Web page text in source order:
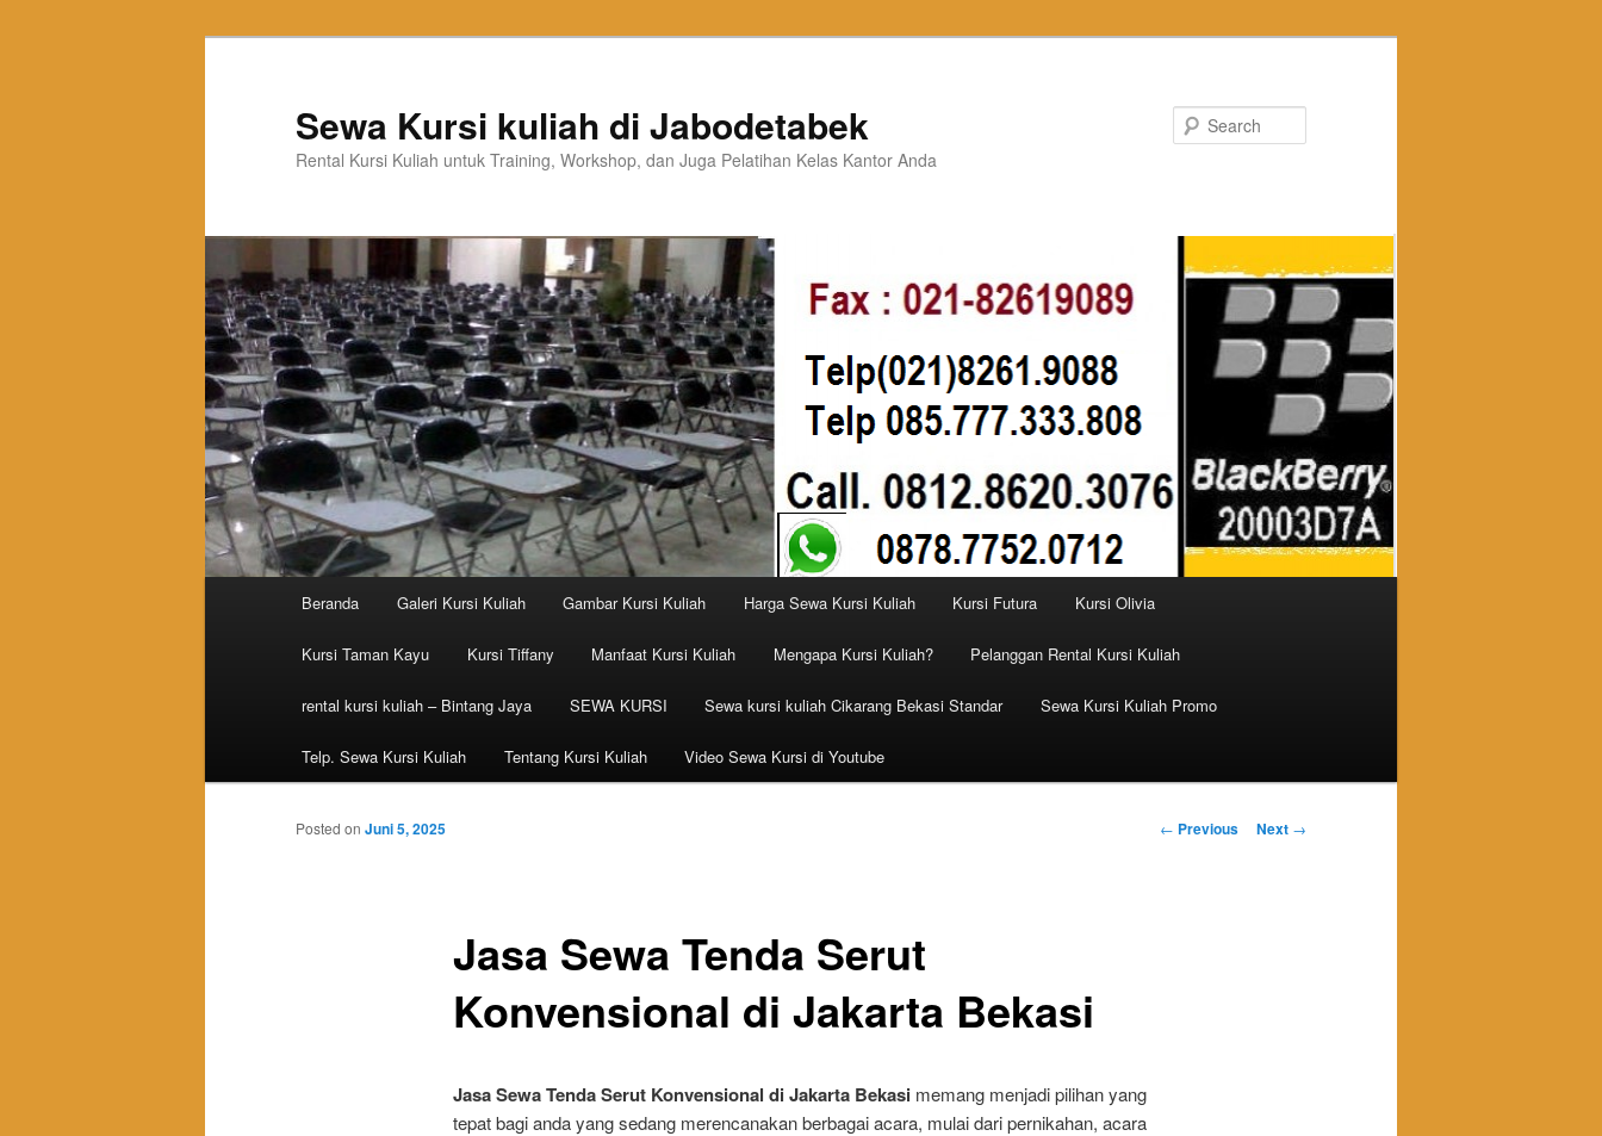
Sewa Kursi kuliah di Jabodetabek
Rental Kursi Kuliah untuk Training, Workshop, dan Juga Pelatihan Kelas Kantor Anda
Skip to primary content
Skip to secondary content
Beranda Galeri Kursi Kuliah Gambar Kursi Kuliah Harga Sewa Kursi Kuliah Kursi Futura Kursi Olivia
Kursi Taman Kayu Kursi Tiffany Manfaat Kursi Kuliah Mengapa Kursi Kuliah? Pelanggan Rental Kursi Kuliah
rental kursi kuliah – Bintang Jaya SEWA KURSI Sewa kursi kuliah Cikarang Bekasi Standar Sewa Kursi Kuliah Promo
Telp. Sewa Kursi Kuliah Tentang Kursi Kuliah Video Sewa Kursi di Youtube
Post navigation
← Previous Next →
Jasa Sewa Tenda Serut
Konvensional di Jakarta Bekasi
Posted on Juni 5, 2025
Jasa Sewa Tenda Serut Konvensional di Jakarta Bekasimemang menjadi pilihan yang
tepat bagi anda yang sedang merencanakan berbagai acara, mulai dari pernikahan, acara